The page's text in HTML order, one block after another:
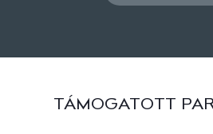
TÁMOGATOTT